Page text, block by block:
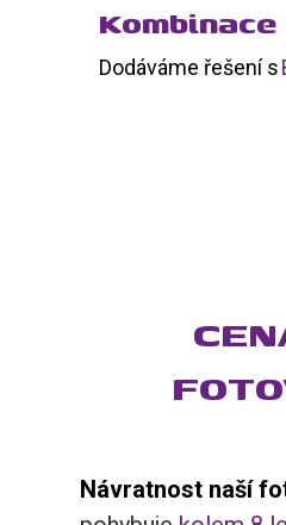
Dodáváme řešení s
Návratnost naší